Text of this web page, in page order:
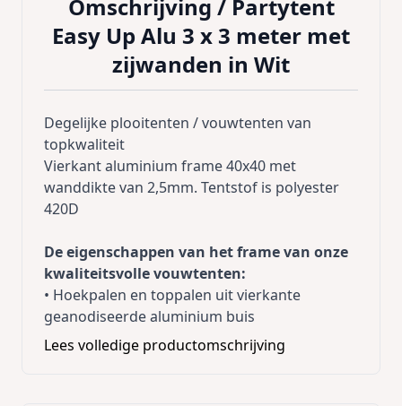
Omschrijving / Partytent
Easy Up Alu 3 x 3 meter met
zijwanden in Wit
Degelijke plooitenten / vouwtenten van
topkwaliteit
Vierkant aluminium frame 40x40 met
wanddikte van 2,5mm. Tentstof is polyester
420D
De eigenschappen van het frame van onze
kwaliteitsvolle vouwtenten:
• Hoekpalen en toppalen uit vierkante
geanodiseerde aluminium buis
40x40mm, wanddikte 2,5 mm en binnenin
Lees volledige productomschrijving